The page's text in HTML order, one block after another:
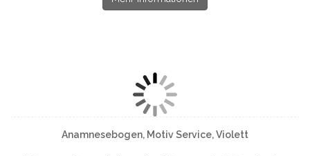
Anamnesebogen, Motiv Service, Violett